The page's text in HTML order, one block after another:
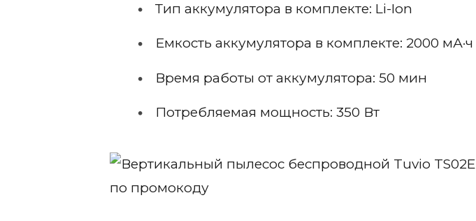
Тип аккумулятора в комплекте: Li-Ion
Емкость аккумулятора в комплекте: 2000 мА·ч
Время работы от аккумулятора: 50 мин
Потребляемая мощность: 350 Вт